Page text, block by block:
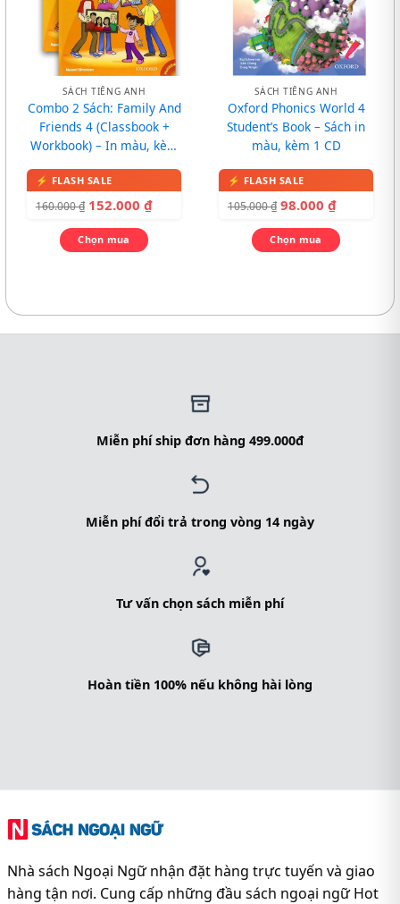
SÁCH TIẾNG ANH
Combo 2 Sách: Family And
Friends 4 (Classbook +
Workbook) – In màu, kèm
160.000₫ 152.000 ₫
Chọn mua
SÁCH TIẾNG ANH
Oxford Phonics World 4
Student’s Book – Sách in
màu, kèm 1 CD
105.000₫ 98.000 ₫
Chọn mua
Miễn phí ship đơn hàng 499.000đ
Miễn phí đổi trả trong vòng 14 ngày
Tư vấn chọn sách miễn phí
Hoàn tiền 100% nếu không hài lòng
Nhà sách Ngoại Ngữ nhận đặt hàng trực tuyến và giao
hàng tận nơi. Cung cấp những đầu sách ngoại ngữ Hot